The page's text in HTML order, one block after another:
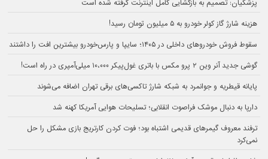
پزشکیان: تصمیم به بازگشایی کامل اینترنت گرفته شده است
هزینه شارژ گاز کولر خودرو به ۵ میلیون تومان رسید!
سقوط فروش خودروهای داخلی در ۱۴۰۵؛ سایپا و پارس‌خودرو بیشترین افت را داشتند
گوشی جدید آنر وین ۲ پرو مکس با باتری غول‌پیکر ۱۰،۰۰۰ میلی‌آمپری در راه است!
پایانه قیطریه و جوانمرد به شبکه شارژ تاکسی‌های برقی تهران اضافه می‌شوند
دارپا به دنبال موشک فراصوت انقلابی؛ تسلیحات هوایی آمریکا کهنه شد
ترفند معروف گیمرهای قدیمی اشتباه بود؛ فوت کردن کارتریج بازی مشکل را حل
نمی‌کرد